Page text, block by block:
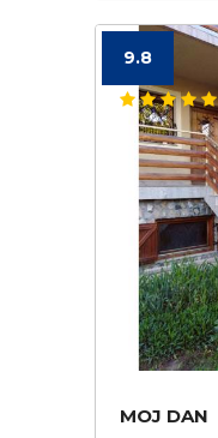
9.8
MOJ DAN